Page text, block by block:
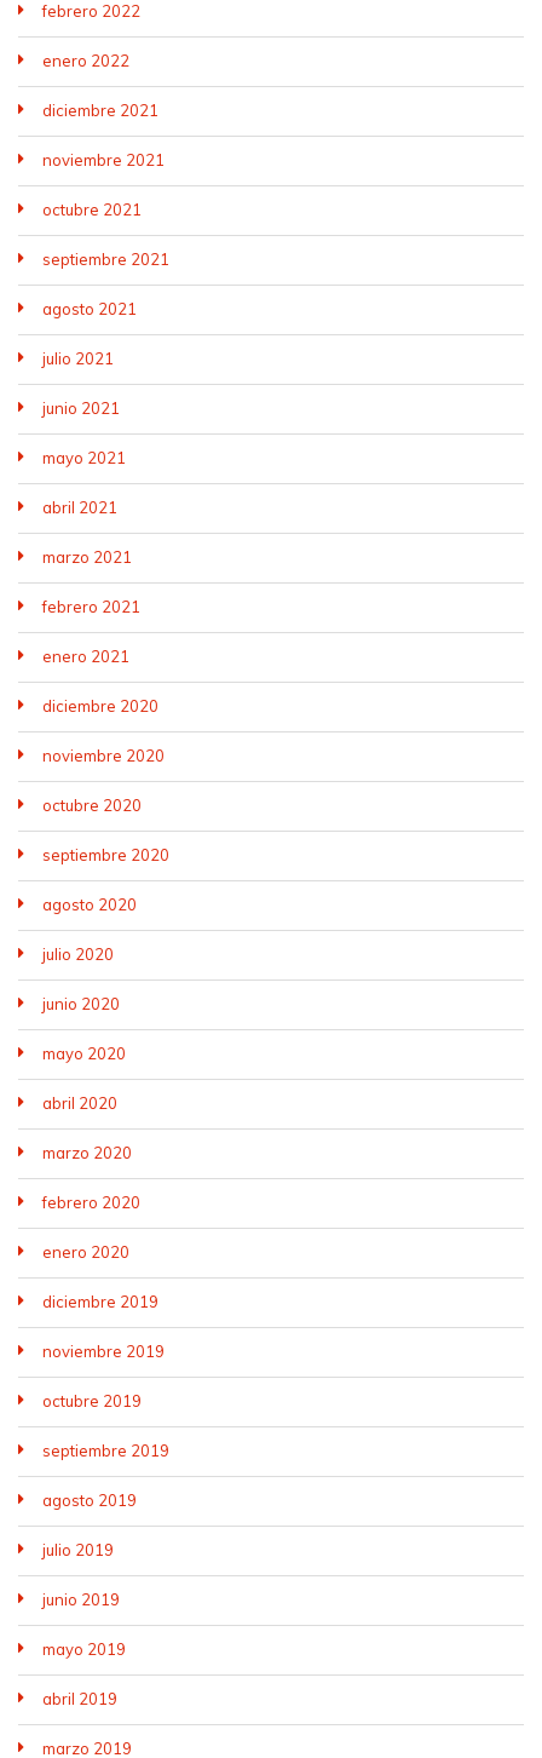
febrero 2022
enero 2022
diciembre 2021
noviembre 2021
octubre 2021
septiembre 2021
agosto 2021
julio 2021
junio 2021
mayo 2021
abril 2021
marzo 2021
febrero 2021
enero 2021
diciembre 2020
noviembre 2020
octubre 2020
septiembre 2020
agosto 2020
julio 2020
junio 2020
mayo 2020
abril 2020
marzo 2020
febrero 2020
enero 2020
diciembre 2019
noviembre 2019
octubre 2019
septiembre 2019
agosto 2019
julio 2019
junio 2019
mayo 2019
abril 2019
marzo 2019